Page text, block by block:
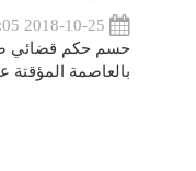
حسم حكم قضائي
بالعاصمة